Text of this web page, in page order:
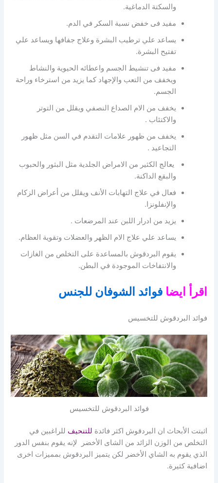
والسكتة الدماغية.
مفيد فى خفض نسبة السكر في الدم.
يساعد علي ترطيب البشرة وعلاج جفافها ويساعد علي
تفتيح البشرة.
مفيد فى تنشيط الجسم واعطائه الحيوية والنشاط
ويخفف من التعب والإجهاد كما يزيد من استرخاء وراحة
الجسم.
يخفف من الام الصداع النصفي ويقلل من التوتر
والاكتئاب .
يخفف من ظهور علامات التقدم في السن مثل ظهور
التجاعيد .
يعالج الكثير من الامراض الجلدية مثل البثور والحبوب
والبقع الداكنة.
فعال في علاج التهابات الأنف ويقلل من أعراض الزكام
والإنفلونزا.
يزيد من ادرار اللبن عند المرضعات .
يساعد علي علاج الام الظهر والعضلات وتقوية العظام.
يقوم البردقوش بالمساعدة على التخلص من الغازات
والانتفاخات الموجودة في البطن.
اقرأ ايضا فوائد الشوفان للجنس
فوائد البردقوش للتخسيس
فوائد البردقوش للتخسيس
اثبتت الأبحاث ان البردقوش اكثر فائدة للتنحيف للراغبين في
التخلص من الوزن الزائد من الشاى الأخضر لإنه يقوم بنفس الدور
الذي يقوم به الشاي الأخضر لكن يتميز البردقوش بمميزات اخرى
اضافية كثيرة.